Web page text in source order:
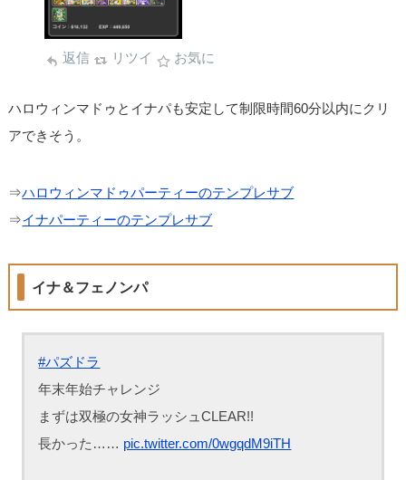
返信 リツイ お気に
ハロウィンマドゥとイナパも安定して制限時間60分以内にクリ
アできそう。
⇒ハロウィンマドゥパーティーのテンプレサブ
⇒イナパーティーのテンプレサブ
イナ＆フェノンパ
#パズドラ
年末年始チャレンジ
まずは双極の女神ラッシュCLEAR!!
長かった…… pic.twitter.com/0wgqdM9iTH